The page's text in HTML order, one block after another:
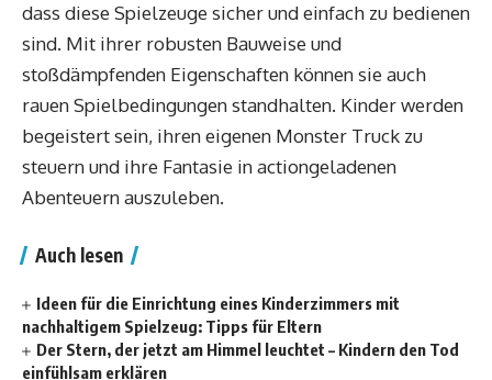
dass diese Spielzeuge sicher und einfach zu bedienen
sind. Mit ihrer robusten Bauweise und
stoßdämpfenden Eigenschaften können sie auch
rauen Spielbedingungen standhalten. Kinder werden
begeistert sein, ihren eigenen Monster Truck zu
steuern und ihre Fantasie in actiongeladenen
Abenteuern auszuleben.
Auch lesen
Ideen für die Einrichtung eines Kinderzimmers mit
nachhaltigem Spielzeug: Tipps für Eltern
Der Stern, der jetzt am Himmel leuchtet – Kindern den Tod
einfühlsam erklären